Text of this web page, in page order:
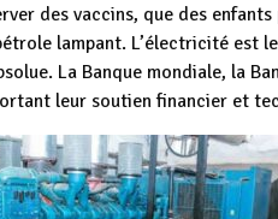
des vaccins, que des
lampant. L’électricité est
La Banque mondiale, la
leur soutien financier et